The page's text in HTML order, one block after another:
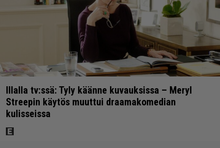
Illalla tv:ssä: Tyly käänne kuvauksissa – Meryl
Streepin käytös muuttui draamakomedian
kulisseissa